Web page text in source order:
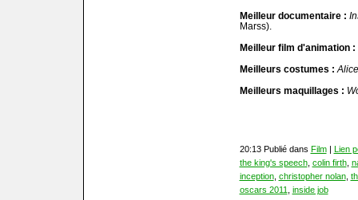
Meilleur documentaire :
Marss).
Meilleur film d'animation :
Meilleurs costumes :
Meilleurs maquillages :
20:13 Publié dans Film| Lien
the king's speech, colin firth,
inception, christopher nolan,
oscars 2011
inside job